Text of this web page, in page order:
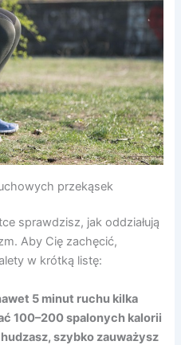
przekąsek
sprawdzisz, jak oddziałują
Aby Cię zachęcić,
w krótką listę:
5 minut ruchu kilka
100–200 spalonych kalorii
szybko zauważysz